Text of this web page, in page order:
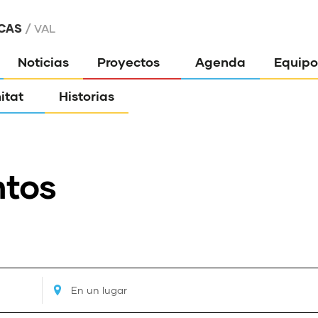
VAL
Noticias Proyectos Agenda
Historias
Ingresa
Ubicación.
Busca